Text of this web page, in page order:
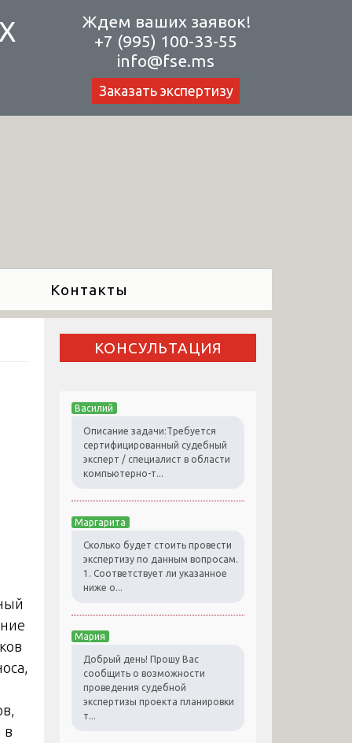
Ждем ваших заявок!
+7 (995) 100-33-55
info@fse.ms
Заказать экспертизу
Контакты
в
КОНСУЛЬТАЦИЯ
Василий
Описание задачи:Требуется
сертифицированный судебный
эксперт / специалист в области
компьютерно-т...
Маргарита
Сколько будет стоить провести
экспертизу по данным вопросам.
1. Соответствует ли указанное
ниже о...
Мария
Добрый день! Прошу Вас
сообщить о возможности
проведения судебной
экспертизы проекта планировки
т...